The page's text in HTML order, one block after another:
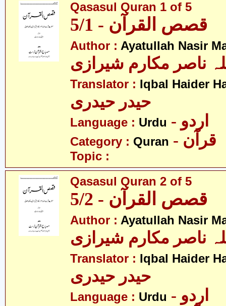
Qasasul Quran 1 of 5
قصص القرآن - 5/1
Author : Ayatullah Nasir
ناصر مکارم شیرازی
Translator : Iqbal Haider
حیدر حیدری
Language : Urdu - اردو
Category : Quran - قرآن
Topic :
Qasasul Quran 2 of 5
قصص القرآن - 5/2
Author : Ayatullah Nasir
ناصر مکارم شیرازی
Translator : Iqbal Haider
حیدر حیدری
Language : Urdu
- اردو